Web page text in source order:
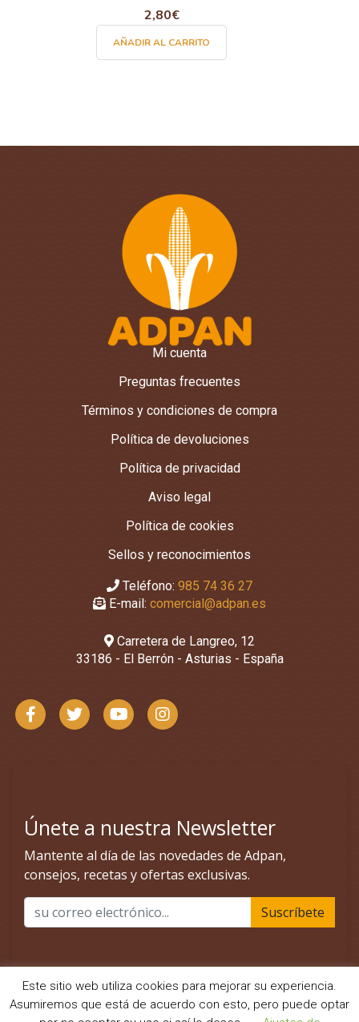
2,80€
AÑADIR AL CARRITO
Mi cuenta
Preguntas frecuentes
Términos y condiciones de compra
Política de devoluciones
Política de privacidad
Aviso legal
Política de cookies
Sellos y reconocimientos
Teléfono: 985 74 36 27
E-mail: comercial@adpan.es
Carretera de Langreo, 12
33186 - El Berrón - Asturias - España
Este sitio web utiliza cookies para mejorar su experiencia.
Asumiremos que está de acuerdo con esto, pero puede optar